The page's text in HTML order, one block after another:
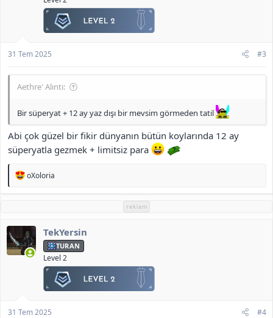
31 Tem 2025 #3
Aethre' Alıntı:
Bir süperyat + 12 ay yaz dışı bir mevsim görmeden tatil
Abi çok güzel bir fikir dünyanın bütün koylarında 12 ay
süperyatla gezmek + limitsiz para
T
p
l
e
r
:
oXoloria
reklam
TekYersin
TURAN
Level 2
31 Tem 2025 #4